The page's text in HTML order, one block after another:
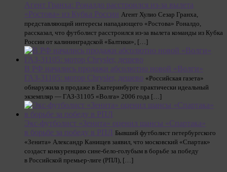
Агент Гранха: Роналдо расстроился из-за вылета
«Ростова» из Кубка России Агент Хулио Сезар Гранха,
представляющий интересы нападающего «Ростова» Роналдо,
рассказал, что футболист расстроился из-за вылета команды из Кубка
России от калининградской «Балтики», […]
В РФ начались продажи абсолютно новой «Волги»
ГАЗ-31105: мотор Chrysler, дешево «Российская газета»
обнаружила в продаже в Екатеринбурге практически идеальный
экземпляр — ГАЗ-31105 «Волга» 2006 года […]
Экс-футболист «Зенита» оценил шансы «Спартака»
в борьбе за победу в РПЛ Бывший футболист петербургского
«Зенита» Александр Канищев заявил, что московский «Спартак»
создаст конкуренцию сине-бело-голубым в борьбе за победу
в Российской премьер-лиге (РПЛ), […]